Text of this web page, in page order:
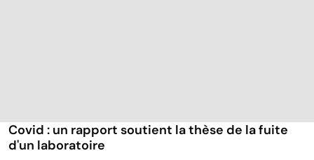
Covid : un rapport soutient la thèse de la fuite
d'un laboratoire